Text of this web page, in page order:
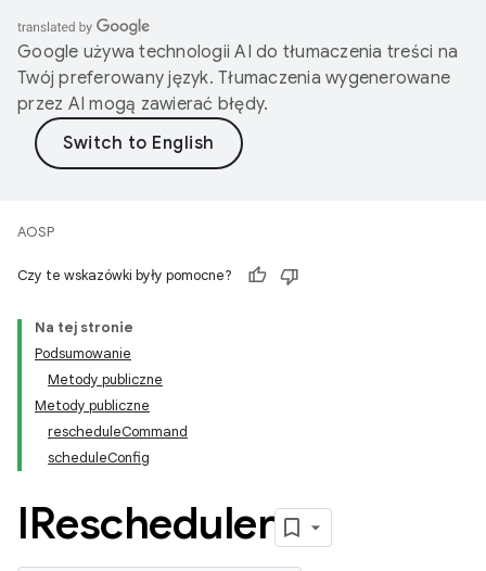
Google używa technologii AI do tłumaczenia treści na
Twój preferowany język. Tłumaczenia wygenerowane
przez AI mogą zawierać błędy.
AOSP
Czy te wskazówki były pomocne?
Na tej stronie
Podsumowanie
Metody publiczne
Metody publiczne
rescheduleCommand
scheduleConfig
IRescheduler